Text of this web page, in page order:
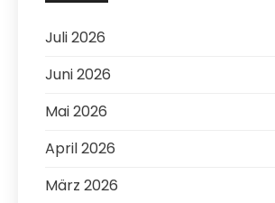
Juli 2026
Juni 2026
Mai 2026
April 2026
März 2026